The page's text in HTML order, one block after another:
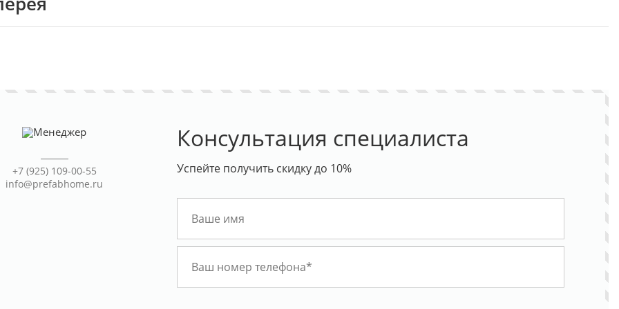
+7 (925) 109-00-55
info@prefabhome.ru
Консультация специалиста
Успейте получить скидку до 10%